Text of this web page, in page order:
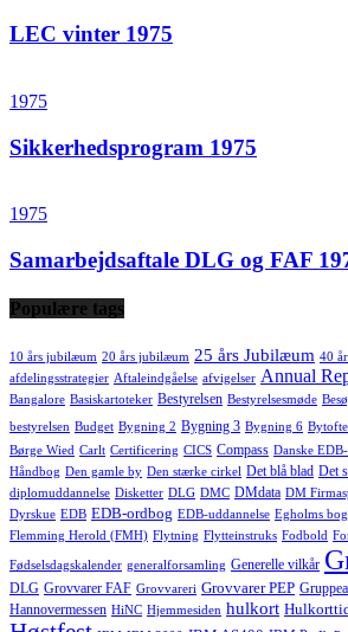
LEC vinter 1975
1975
Sikkerhedsprogram 1975
1975
Samarbejdsaftale DLG og FAF
Populære tags
10 års jubilæum 20 års jubilæum 25 års Jubilæum 40
afdelingsstrategier Aftaleindgåelse afvigelser Annual
Bangalore Basiskartoteker Bestyrelsen Bestyrelsesmøde
bestyrelsen Budget Bygning 2 Bygning 3 Bygning 6
Børge Wied Carlt Certificering CICS Compass Danske
Håndbog Den gamle by Den stærke cirkel Det blå blad Det
diplomuddannelse Disketter DLG DMC DMdata DM
Dyrskue EDB EDB-ordbog EDB-uddannelse Egholms bog
Flemming Herold (FMH) Flytning Flytteinstruks Fodbold
Fødselsdagskalender generalforsamling Generelle vilkår
DLG Grovvarer FAF Grovvareri Grovvarer PEP
Hannovermessen HiNC Hjemmesiden hulkort